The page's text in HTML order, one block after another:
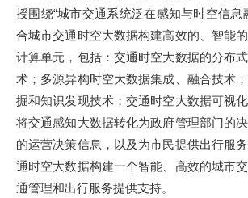
授围绕“城市交通系统泛在感知与时空信息
合城市交通时空大数据构建高效的、智能
计算单元，包括：交通时空大数据的分布
术；多源异构时空大数据集成、融合技术
掘和知识发现技术；交通时空大数据可视
将交通感知大数据转化为政府管理部门的
的运营决策信息，以及为市民提供出行服
通时空大数据构建一个智能、高效的城市
通管理和出行服务提供支持。